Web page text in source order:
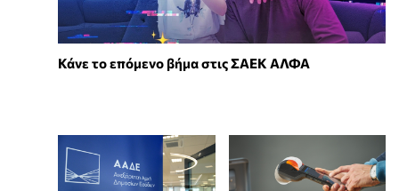
Κάνε το επόμενο βήμα στις ΣΑΕΚ ΑΛΦΑ